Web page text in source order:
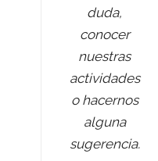
duda,
conocer
nuestras
actividades
o hacernos
alguna
sugerencia.